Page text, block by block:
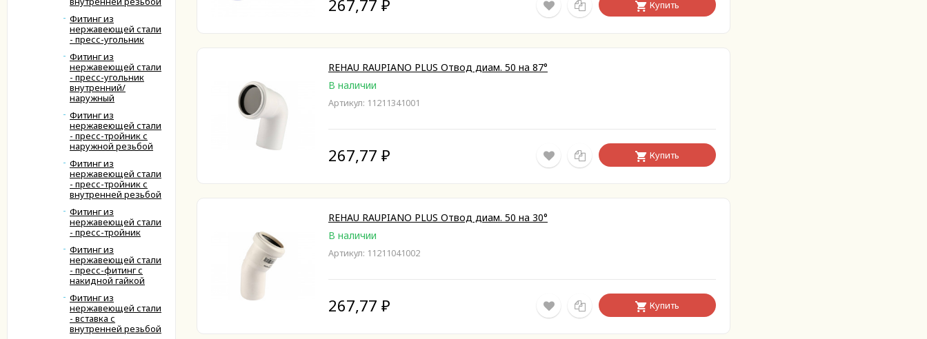
Фитинг из
нержавеющей стали
- пресс-угольник
Фитинг из
нержавеющей стали
- пресс-угольник
внутренний/
наружный
Фитинг из
нержавеющей стали
- пресс-тройник с
наружной резьбой
Фитинг из
нержавеющей стали
- пресс-тройник с
внутренней резьбой
Фитинг из
нержавеющей стали
- пресс-тройник
Фитинг из
нержавеющей стали
- пресс-фитинг с
накидной гайкой
Фитинг из
нержавеющей стали
- вставка с
внутренней резьбой
267,77 ₽ Купить
REHAU RAUPIANO PLUS Отвод диам. 50 на 87°
В наличии
Артикул: 11211341001
267,77 ₽ Купить
REHAU RAUPIANO PLUS Отвод диам. 50 на 30°
В наличии
Артикул: 11211041002
267,77 ₽ Купить